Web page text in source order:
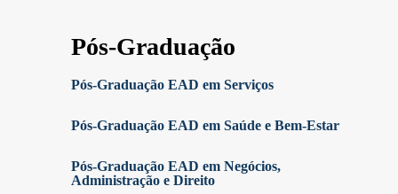
Pós-Graduação
Pós-Graduação EAD em Serviços
Pós-Graduação EAD em Saúde e Bem-Estar
Pós-Graduação EAD em Negócios,
Administração e Direito